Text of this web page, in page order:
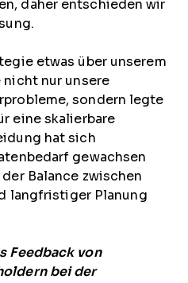
daher entschieden wir
etwas über unserem
nur unsere
sondern legte
eine skalierbare
hat sich
gewachsen
Balance zwischen
langfristiger Planung
Feedback von
bei der